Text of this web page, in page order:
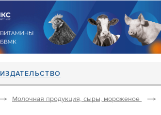
ИЗДАТЕЛЬСТВО
Молочная продукция, сыры, мороженое